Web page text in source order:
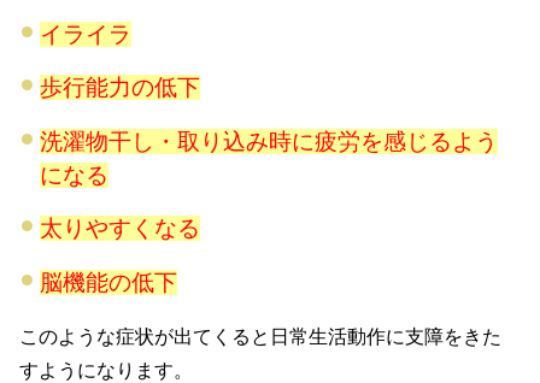
イライラ
歩行能力の低下
洗濯物干し・取り込み時に疲労を感じるよう
になる
太りやすくなる
脳機能の低下
このような症状が出てくると日常生活動作に支障をきた
すようになります。